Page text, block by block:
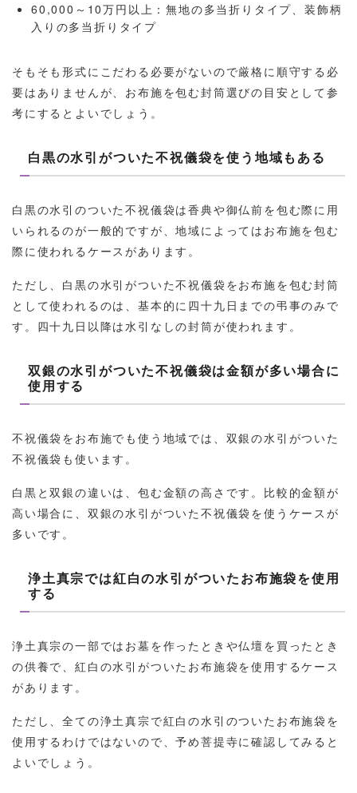
60,000～10万円以上：無地の多当折りタイプ、装飾柄
入りの多当折りタイプ
そもそも形式にこだわる必要がないので厳格に順守する必
要はありませんが、お布施を包む封筒選びの目安として参
考にするとよいでしょう。
白黒の水引がついた不祝儀袋を使う地域もある
白黒の水引のついた不祝儀袋は香典や御仏前を包む際に用
いられるのが一般的ですが、地域によってはお布施を包む
際に使われるケースがあります。
ただし、白黒の水引がついた不祝儀袋をお布施を包む封筒
として使われるのは、基本的に四十九日までの弔事のみで
す。四十九日以降は水引なしの封筒が使われます。
双銀の水引がついた不祝儀袋は金額が多い場合に
使用する
不祝儀袋をお布施でも使う地域では、双銀の水引がついた
不祝儀袋も使います。
白黒と双銀の違いは、包む金額の高さです。比較的金額が
高い場合に、双銀の水引がついた不祝儀袋を使うケースが
多いです。
浄土真宗では紅白の水引がついたお布施袋を使用
する
浄土真宗の一部ではお墓を作ったときや仏壇を買ったとき
の供養で、紅白の水引がついたお布施袋を使用するケース
があります。
ただし、全ての浄土真宗で紅白の水引のついたお布施袋を
使用するわけではないので、予め菩提寺に確認してみると
よいでしょう。